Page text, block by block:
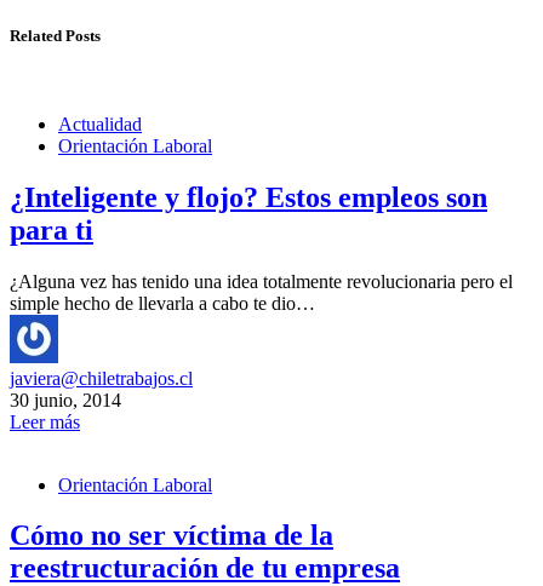
Related Posts
Actualidad
Orientación Laboral
¿Inteligente y flojo? Estos empleos son
para ti
¿Alguna vez has tenido una idea totalmente revolucionaria pero el
simple hecho de llevarla a cabo te dio…
javiera@chiletrabajos.cl
30 junio, 2014
Leer más
Orientación Laboral
Cómo no ser víctima de la
reestructuración de tu empresa